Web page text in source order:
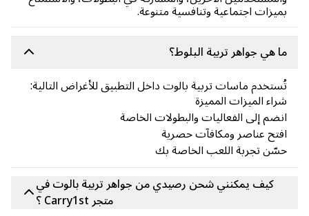
اجتماعية وتنافسية متنوعة.
هي جواهر تربية البلوط؟
ماسات تربية بالوت داخل التطبيق للأغراض التالية:
الميزات المميزة
إلى الفعاليات والبطولات الخاصة
عناصر ومكافآت حصرية
تجربة اللعب الخاصة بك
كيف يمكنني شحن رصيدي من جواهر تربية بالوت في